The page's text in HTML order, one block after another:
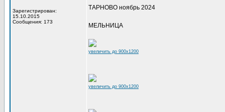
Зарегистрирован:
15.10.2015
Сообщения: 173
ТАРНОВО ноябрь 2024
МЕЛЬНИЦА
увеличить до 900x1200
увеличить до 900x1200